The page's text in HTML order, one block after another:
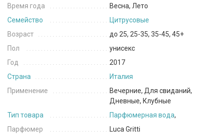
Время года
Весна, Лето
Семейство
Цитрусовые
Возраст
до 25, 25-35, 35-45, 45+
Пол
унисекс
Год
2017
Страна
Италия
Применение
Вечерние, Для свиданий,
Дневные, Клубные
Тип товара
Парфюмерная вода,
Парфюмер
Luca Gritti